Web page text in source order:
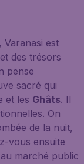
Varanasi est
des trésors
pense
sacré qui
et les Ghâts. Il
On
de la nuit,
vous ensuite
marché public